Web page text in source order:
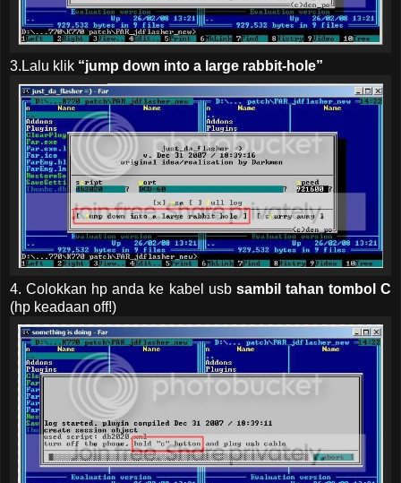
3.Lalu klik “jump down into a large rabbit-hole”
4. Colokkan hp anda ke kabel usb sambil tahan tombol C
(hp keadaan off!)